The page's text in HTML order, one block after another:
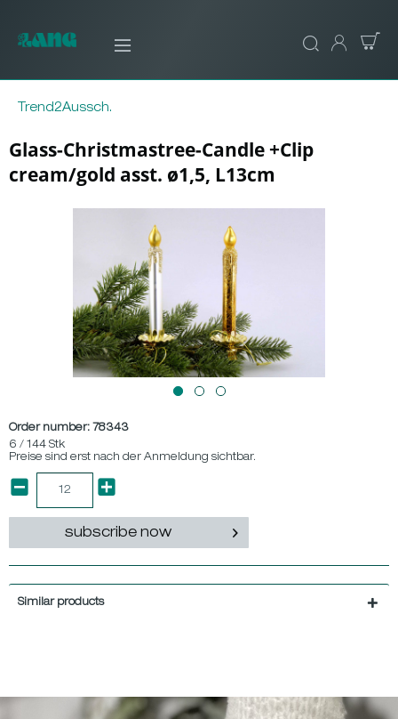
Trend2Aussch.
Glass-Christmastree-Candle +Clip
cream/gold asst. ø1,5, L13cm
Order number: 78343
6 / 144 Stk
Preise sind erst nach der Anmeldung sichtbar.
subscribe now
Similar products